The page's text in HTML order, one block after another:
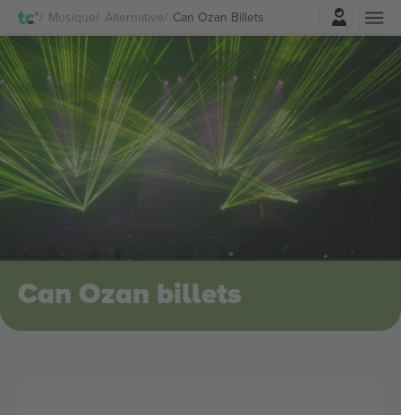
Musique Alternative Can Ozan Billets
Connexion
Can Ozan billets